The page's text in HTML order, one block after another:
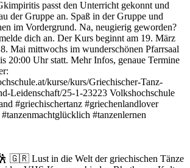
passt den Unterricht gekonnt und
der Gruppe an. Spaß in der Gruppe und
im Vordergrund. Na, neugierig geworden?
dich an. Der Kurs beginnt am 19. März
Mai mittwochs im wunderschönen Pfarrsaal
20:00 Uhr statt. Mehr Infos, genaue Termine
kurse/kurs/Griechischer-Tanz-
Leidenschaft/25-1-23223 Volkshochschule
#griechischertanz #griechenlandlover
#tanzenlernen